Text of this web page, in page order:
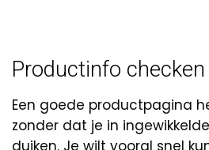
Productinfo checken
Een goede productpagina
zonder dat je in
duiken. Je wilt vooral snel